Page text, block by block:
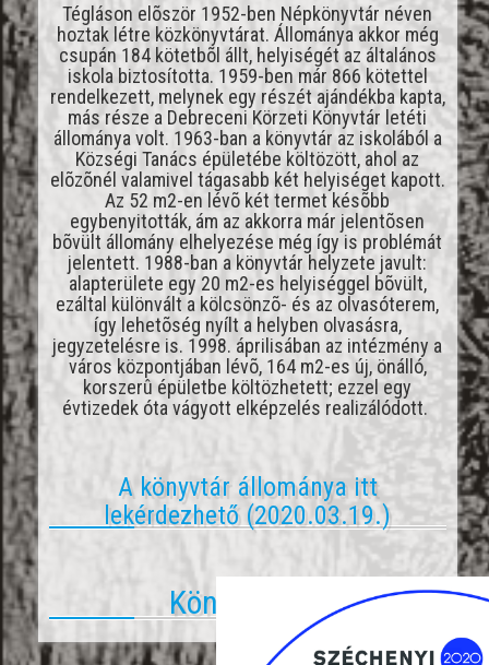
Tégláson elõször 1952-ben Népkönyvtár néven
hoztak létre közkönyvtárat. Állománya akkor még
csupán 184 kötetbõl állt, helyiségét az általános
iskola biztosította. 1959-ben már 866 kötettel
rendelkezett, melynek egy részét ajándékba kapta,
más része a Debreceni Körzeti Könyvtár letéti
állománya volt. 1963-ban a könyvtár az iskolából a
Községi Tanács épületébe költözött, ahol az
elõzõnél valamivel tágasabb két helyiséget kapott.
Az 52 m2-en lévõ két termet késõbb
egybenyitották, ám az akkorra már jelentõsen
bõvült állomány elhelyezése még így is problémát
jelentett. 1988-ban a könyvtár helyzete javult:
alapterülete egy 20 m2-es helyiséggel bõvült,
ezáltal különvált a kölcsönzõ- és az olvasóterem,
így lehetõség nyílt a helyben olvasásra,
jegyzetelésre is. 1998. áprilisában az intézmény a
város központjában lévõ, 164 m2-es új, önálló,
korszerû épületbe költözhetett; ezzel egy
évtizedek óta vágyott elképzelés realizálódott.
A könyvtár állománya itt
lekérdezhető (2020.03.19.)
Könyvajánló